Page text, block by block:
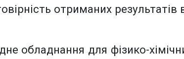
отриманих результатів
обладнання для фізико-